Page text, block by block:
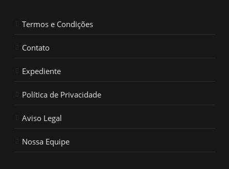
Termos e Condições
Contato
Expediente
Política de Privacidade
Aviso Legal
Nossa Equipe